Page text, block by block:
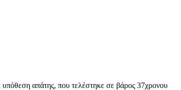
απάτης, που τελέστηκε σε βάρος 37χρονου